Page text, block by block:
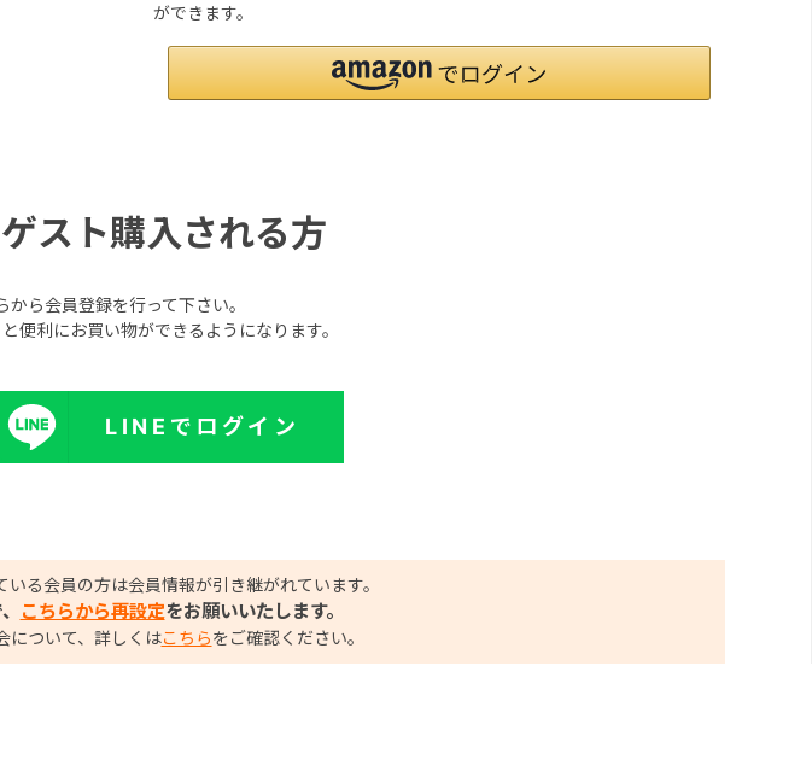
ができます。
スト購入される方
ら会員登録を行って下さい。
便利にお買い物ができるようになります。
LINEでログイン
る会員の方は会員情報が引き継がれています。
こちらから再設定をお願いいたします。
について、詳しくはこちらをご確認ください。